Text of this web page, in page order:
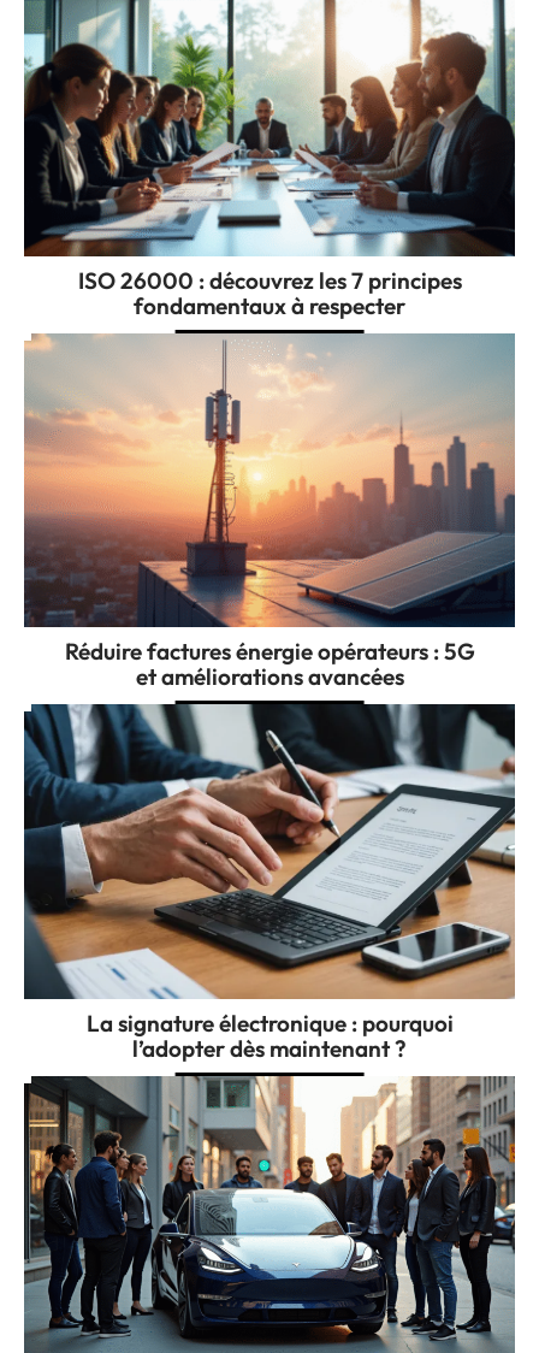
ISO 26000 : découvrez les 7 principes
fondamentaux à respecter
Réduire factures énergie opérateurs : 5G
et améliorations avancées
La signature électronique : pourquoi
l’adopter dès maintenant ?